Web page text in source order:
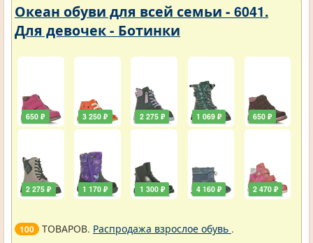
Океан обуви для всей семьи - 6041.
Для девочек - Ботинки
650 ₽
2 275 ₽
3 250 ₽
1 170 ₽
2 275 ₽
1 300 ₽
1 069 ₽
4 160 ₽
650 ₽
2 470 ₽
100 ТОВАРОВ. Распродажа взрослое обувь .